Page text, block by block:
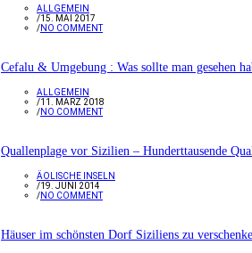
ALLGEMEIN
/15. MAI 2017
/NO COMMENT
Cefalu & Umgebung : Was sollte man gesehen
ALLGEMEIN
/11. MÄRZ 2018
/NO COMMENT
Quallenplage vor Sizilien – Hunderttausende
ÄOLISCHE INSELN
/19. JUNI 2014
/NO COMMENT
Häuser im schönsten Dorf Siziliens zu